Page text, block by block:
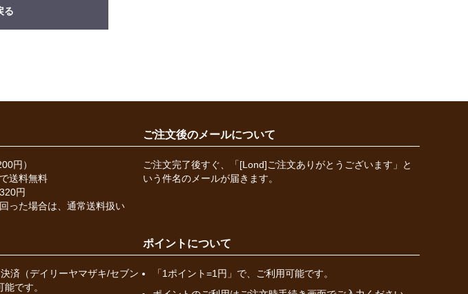
る
円）
送料無料
円
った場合は、通常送料扱い
ご注文後のメールについて
ご注文完了後すぐ、「[Lond]ご注文ありがとうございます」と
いう件名のメールが届きます。
済（デイリーヤマザキ/セブン
です。
ポイントについて
「1ポイント=1円」で、ご利用可能です。